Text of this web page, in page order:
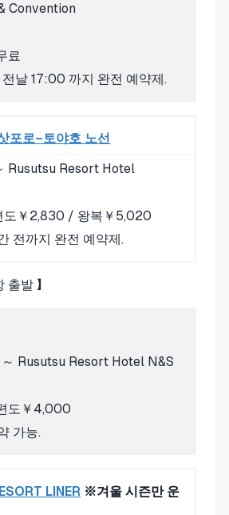
Convention
료
날 17:00 까지 완전 예약제.
포로–토야호 노선
Rusutsu Resort Hotel
도￥2,830 / 왕복￥5,020
전까지 완전 예약제.
출발 】
Rusutsu Resort Hotel N&S
도￥4,000
가능.
LINER ※겨울 시즌만 운